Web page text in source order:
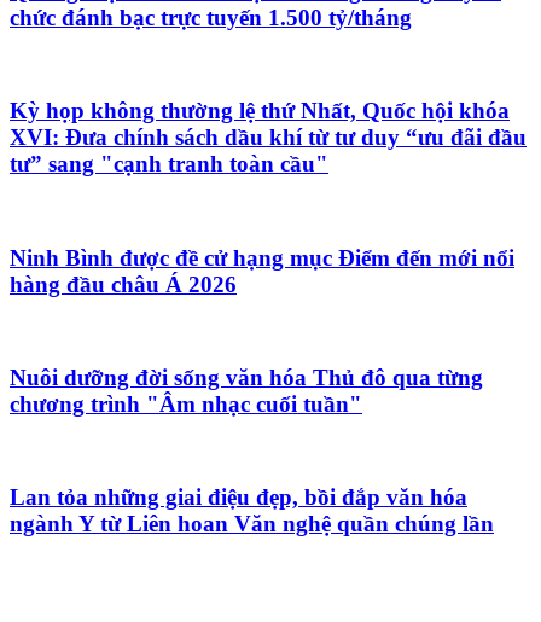
Kenya tái khẳng định cam kết quản lý bền vững
Tháo gỡ "điểm nghẽn" dữ liệu: Bộ Y tế tăng tốc
Báo động xu hướng gia tăng người trẻ mắc ung thư
Quảng Trị: Khởi tố 16 bị can trong đường dây tổ
chức đánh bạc trực tuyến 1.500 tỷ/tháng
Kỳ họp không thường lệ thứ Nhất, Quốc hội khóa
XVI: Đưa chính sách dầu khí từ tư duy “ưu đãi đầu